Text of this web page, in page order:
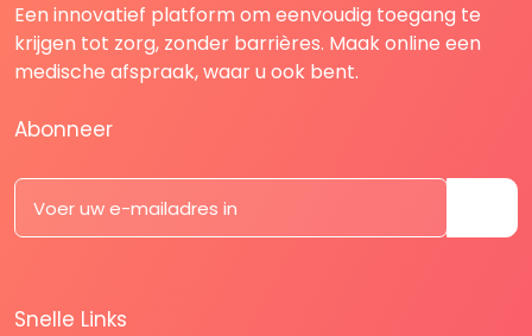
Een innovatief platform om eenvoudig toegang te
krijgen tot zorg, zonder barrières. Maak online een
medische afspraak, waar u ook bent.
Abonneer
Snelle Links